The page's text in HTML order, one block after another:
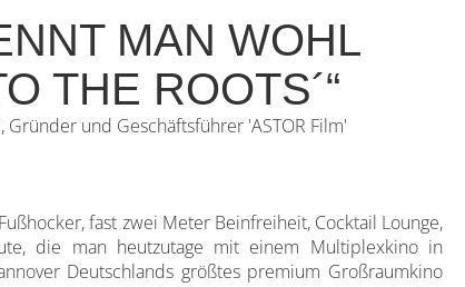
MAN WOHL
THE ROOTS´“
Gründer und Geschäftsführer 'ASTOR Film'
fast zwei Meter Beinfreiheit, Cocktail Lounge,
die man heutzutage mit einem Multiplexkino in
Deutschlands größtes premium Großraumkino